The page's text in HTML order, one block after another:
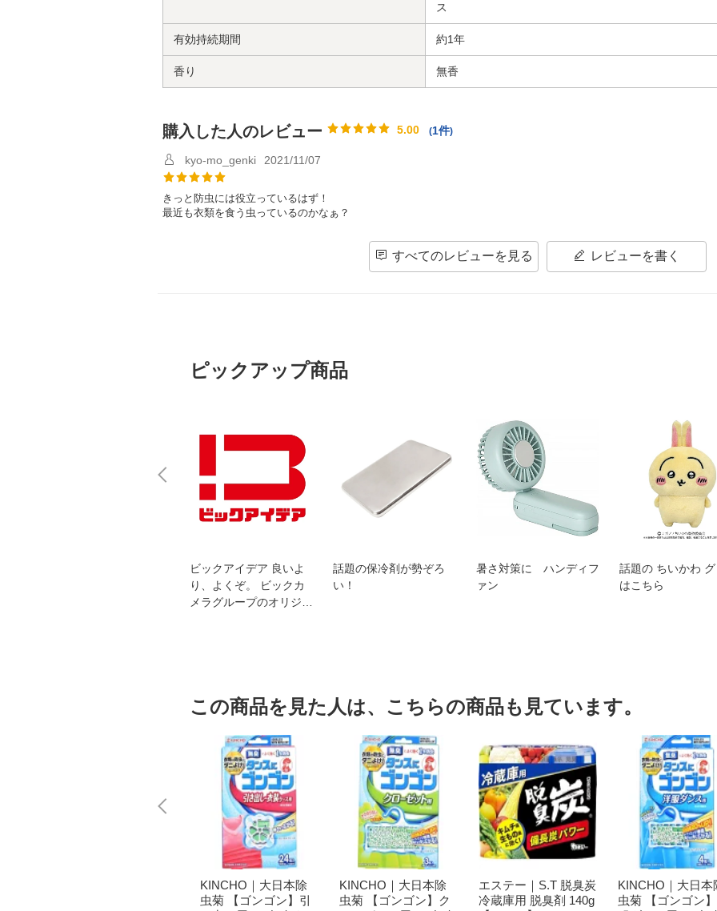
ス
有効持続期間 約1年
香り 無香
購入した人のレビュー 5.00 (1件)
kyo-mo_genki 2021/11/07
きっと防虫には役立っているはず！
最近も衣類を食う虫っているのかなぁ？
すべてのレビューを見る レビューを書く
ピックアップ商品
ビックアイデア 良いよ
り、よくぞ。 ビックカ
メラグループのオリジナ
話題の保冷剤が勢ぞろ
い！
暑さ対策に ハンディフ
ァン
話題の ちいかわ
はこちら
この商品を見た人は、こちらの商品も見ています。
KINCHO｜大日本除
虫菊 【ゴンゴン】引
KINCHO｜大日本除
虫菊 【ゴンゴン】ク
エステー｜S.T 脱臭炭
冷蔵庫用 脱臭剤 140g
KINCHO｜大日本
虫菊 【ゴンゴン